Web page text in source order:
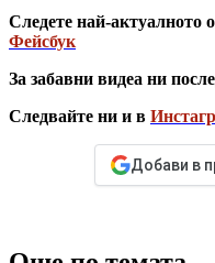
Следете най-актуалното
Фейсбук
За забавни видеа ни
Следвайте ни и в
Добави в